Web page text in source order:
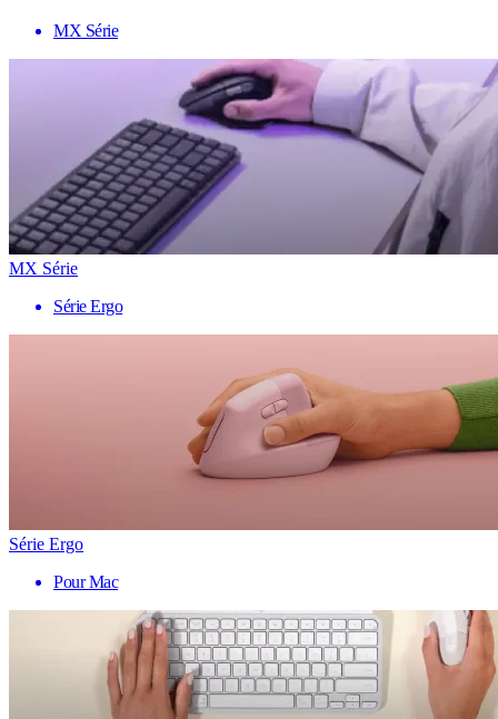
MX Série
MX Série
Série Ergo
Série Ergo
Pour Mac